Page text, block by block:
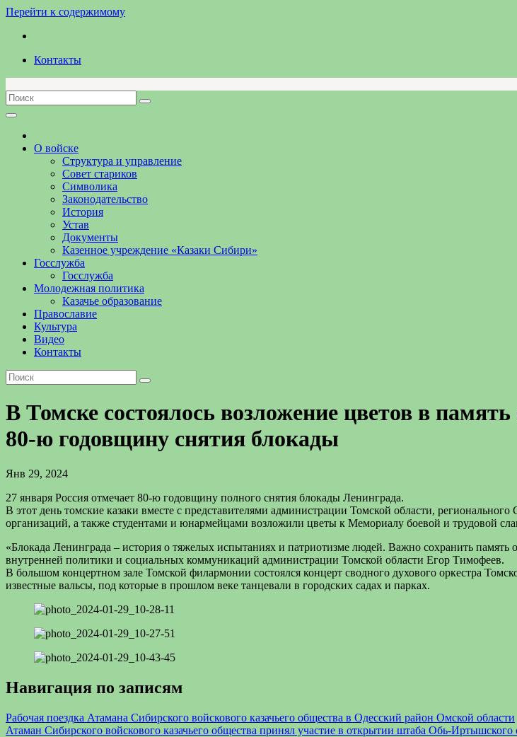
Перейти к содержимому
Контакты
О войске
Структура и управление
Совет стариков
Символика
Законодательство
История
Устав
Документы
Казенное учреждение «Казаки Сибири»
Госслужба
Госслужба
Молодежная политика
Казачье образование
Православие
Культура
Видео
Контакты
В Томске состоялось возложение цветов в
80-ю годовщину снятия блокады
Янв 29, 2024
27 января Россия отмечает 80-ю годовщину полного снятия блокады Ленинграда.
В этот день томские казаки вместе с представителями администрации Томской области,
организаций, а также студентами и юнармейцами возложили цветы к Мемориалу боевой и трудовой
«Блокада Ленинграда – история о тяжелых испытаниях и патриотизме людей. Важно сохранить
внутренней политики и социальных коммуникаций администрации Томской области Егор Тимофеев.
В большом концертном зале Томской филармонии состоялся концерт сводного духового оркестра
известные вальсы, под которые в прошлом веке танцевали в городских садах и парках.
Навигация по записям
Рабочая поездка Атамана Сибирского войскового казачьего общества в Одесский район Омской области
Атаман Сибирского войскового казачьего общества принял участие в открытии штаба Обь-Иртышского